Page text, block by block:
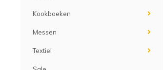
Kookboeken
Messen
Textiel